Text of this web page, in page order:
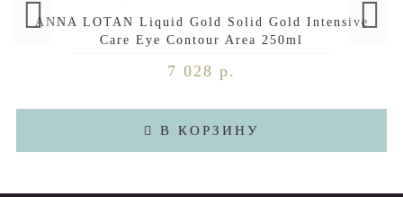
ANNA LOTAN Liquid Gold Solid Gold Intensive
Care Eye Contour Area 250ml
7 028 р.
В КОРЗИНУ